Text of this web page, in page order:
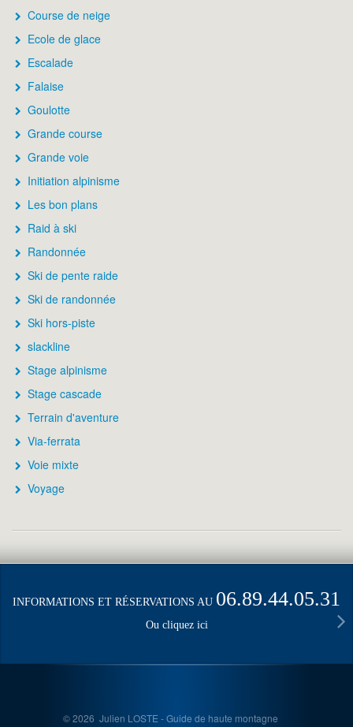
Course de neige
Ecole de glace
Escalade
Falaise
Goulotte
Grande course
Grande voie
Initiation alpinisme
Les bon plans
Raid à ski
Randonnée
Ski de pente raide
Ski de randonnée
Ski hors-piste
slackline
Stage alpinisme
Stage cascade
Terrain d'aventure
Via-ferrata
Voie mixte
Voyage
INFORMATIONS ET RÉSERVATIONS AU 06.89.44.05.31
Ou cliquez ici
© 2026 Julien LOSTE - Guide de haute montagne